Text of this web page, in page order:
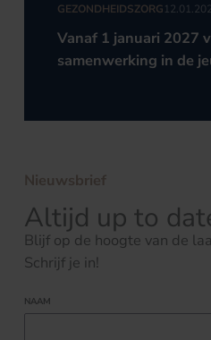
GEZONDHEIDSZORG
Vanaf 1 januari 2027
samenwerking in de
Nieuwsbrief
Altijd up to
Blijf op de hoogte van de
Schrijf je in!
NAAM